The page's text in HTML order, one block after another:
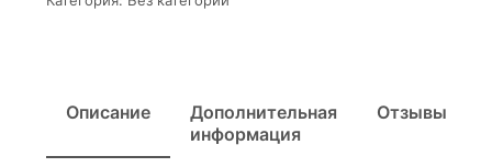
Описание
Дополнительная
информация
Отзывы